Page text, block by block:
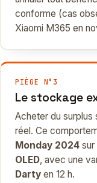
conforme (cas
Xiaomi M365 en
PIÈGE N°3
Le stockage
Acheter du surplus
réel. Ce
Monday 2024 sur
OLED, avec une
Darty en 12 h.